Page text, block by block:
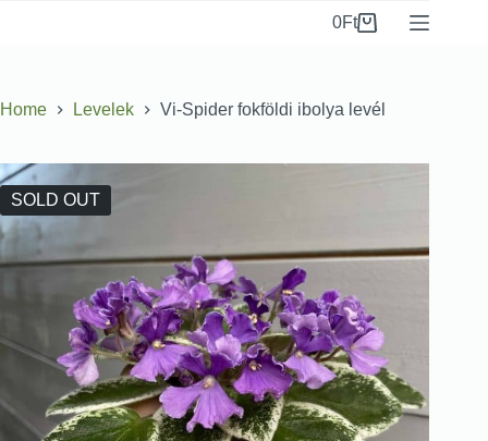
0Ft
Home Levelek Vi-Spider fokföldi ibolya levél
SOLD OUT